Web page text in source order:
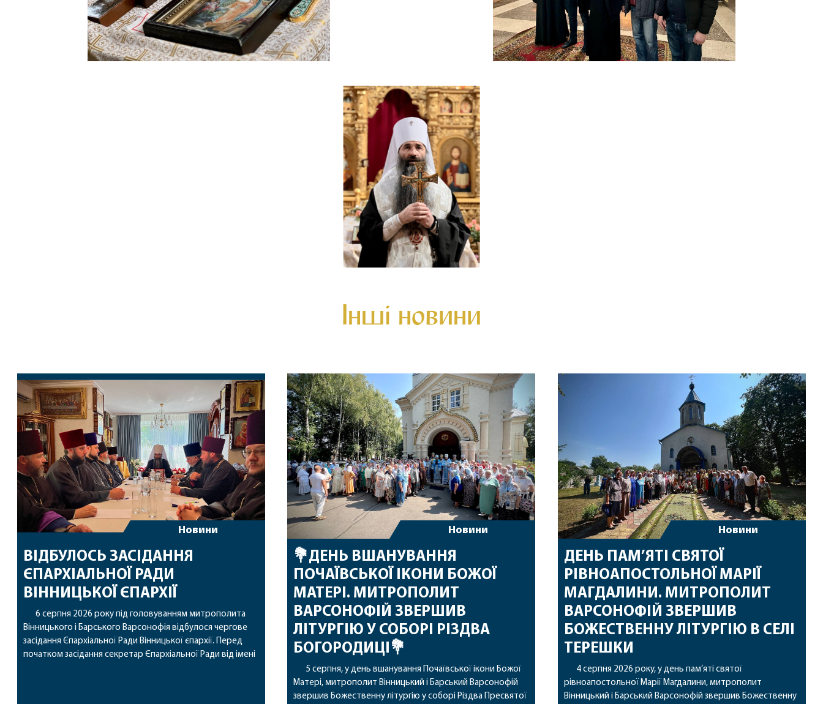
Інші новини
Новини
ВІДБУЛОСЬ ЗАСІДАННЯ
ЄПАРХІАЛЬНОЇ РАДИ
ВІННИЦЬКОЇ ЄПАРХІЇ
6 серпня 2026 року під головуванням митрополита
Вінницького і Барського Варсонофія відбулося чергове
засідання Єпархіальної Ради Вінницької єпархії. Перед
початком засідання секретар Єпархіальної Ради від імені
Новини
💐ДЕНЬ ВШАНУВАННЯ
ПОЧАЇВСЬКОЇ ІКОНИ БОЖОЇ
МАТЕРІ. МИТРОПОЛИТ
ВАРСОНОФІЙ ЗВЕРШИВ
ЛІТУРГІЮ У СОБОРІ РІЗДВА
БОГОРОДИЦІ💐
5 серпня, у день вшанування Почаївської ікони Божої
Матері, митрополит Вінницький і Барський Варсонофій
звершив Божественну літургію у соборі Різдва Пресвятої
Новини
ДЕНЬ ПАМ’ЯТІ СВЯТОЇ
РІВНОАПОСТОЛЬНОЇ МАРІЇ
МАГДАЛИНИ. МИТРОПОЛИТ
ВАРСОНОФІЙ ЗВЕРШИВ
БОЖЕСТВЕННУ ЛІТУРГІЮ В СЕЛІ
ТЕРЕШКИ
4 серпня 2026 року, у день пам’яті святої
рівноапостольної Марії Магдалини, митрополит
Вінницький і Барський Варсонофій звершив Божественну